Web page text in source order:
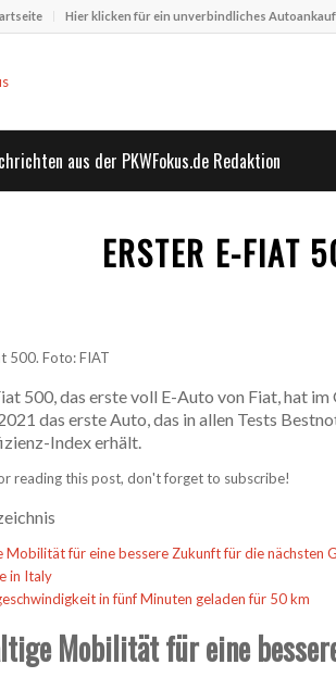
Hier klicken für ein unverbindliches
aus der PKWFokus.de Redaktion
ERSTER E-FIAT
500. Foto: FIAT
500, das erste voll E-Auto von Fiat, hat
das erste Auto, das in allen Tests
Index erhält.
reading this post, don't forget to subscribe!
Mobilität für eine bessere Zukunft für die nächsten
in Italy
in fünf Minuten geladen für 50 km
Mobilität für eine